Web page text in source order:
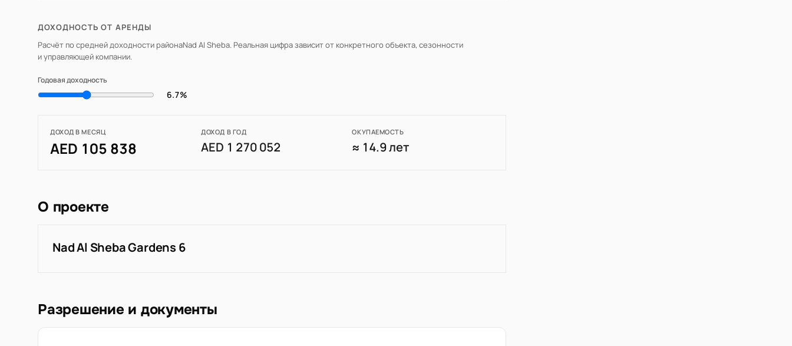
ДОХОДНОСТЬ ОТ АРЕНДЫ
Расчёт по средней доходности районаNad Al Sheba. Реальная цифра зависит от конкретного объекта, сезонности
и управляющей компании.
Годовая доходность
6.7%
ДОХОД В МЕСЯЦ
AED 105 838
ДОХОД В ГОД
AED 1 270 052
ОКУПАЕМОСТЬ
≈ 14.9 лет
О проекте
Nad Al Sheba Gardens 6
Разрешение и документы